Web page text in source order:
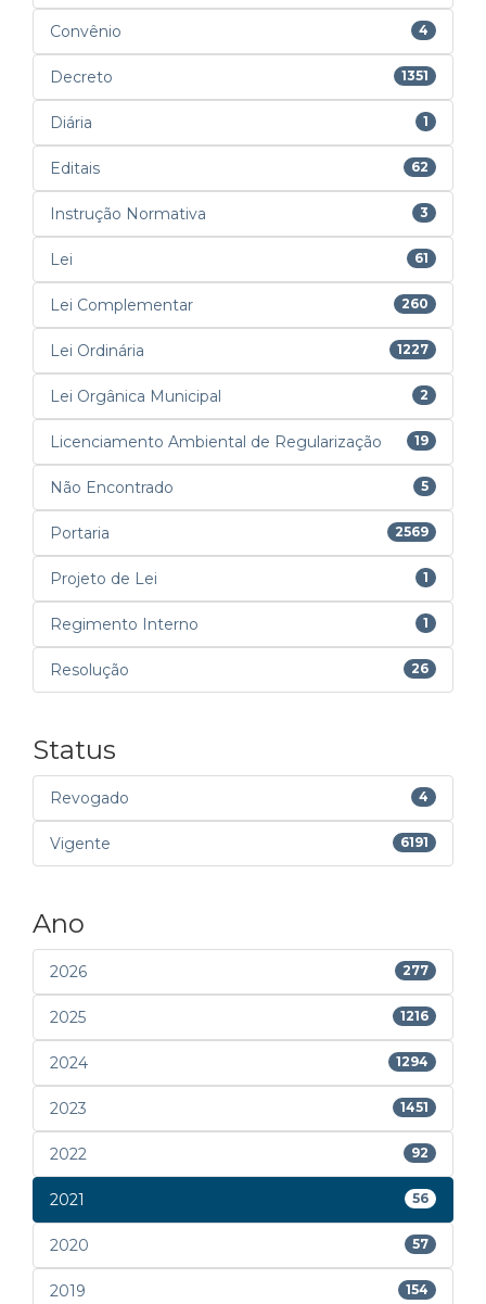
Convênio 4
Decreto 1351
Diária 1
Editais 62
Instrução Normativa 3
Lei 61
Lei Complementar 260
Lei Ordinária 1227
Lei Orgânica Municipal 2
Licenciamento Ambiental de Regularização 19
Não Encontrado 5
Portaria 2569
Projeto de Lei 1
Regimento Interno 1
Resolução 26
Status
Revogado 4
Vigente 6191
Ano
2026 277
2025 1216
2024 1294
2023 1451
2022 92
2021 56
2020 57
2019 154